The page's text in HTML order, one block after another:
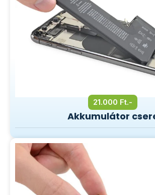
21.000 Ft.-
Akkumulátor